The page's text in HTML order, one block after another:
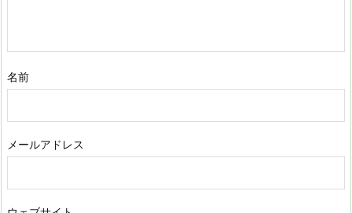
名前
メールアドレス